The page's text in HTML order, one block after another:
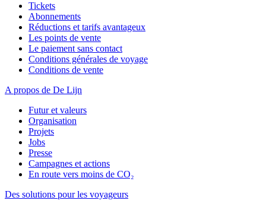
Tickets
Abonnements
Réductions et tarifs avantageux
Les points de vente
Le paiement sans contact
Conditions générales de voyage
Conditions de vente
A propos de De Lijn
Futur et valeurs
Organisation
Projets
Jobs
Presse
Campagnes et actions
En route vers moins de CO₂
Des solutions pour les voyageurs